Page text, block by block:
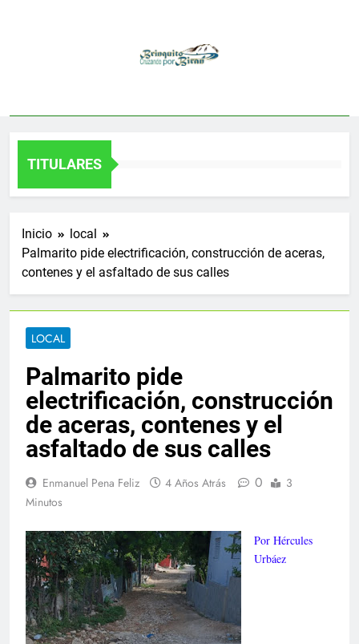
TITULARES
Inicio
local
Palmarito pide electrificación, construcción de aceras,
contenes y el asfaltado de sus calles
LOCAL
Palmarito pide
electrificación, construcción
de aceras, contenes y el
asfaltado de sus calles
Enmanuel Pena Feliz 4 Años Atrás 0
3
Minutos
Por Hércules
Urbáez